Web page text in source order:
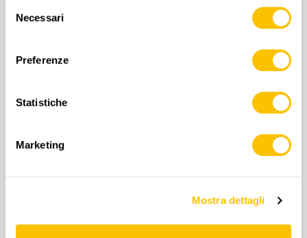
delNecessari
Preferenze
Statistiche
Marketing
Mostra dettagli
216T Frauenfeld
CHF 22.50